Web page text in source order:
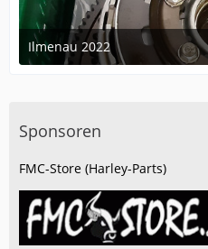
Ilmenau 2022
25. Juli 2022 um 08:02
Sponsoren
FMC-Store (Harley-Parts)